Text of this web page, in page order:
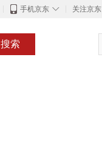
◇
手机京东 关注京东
搜索